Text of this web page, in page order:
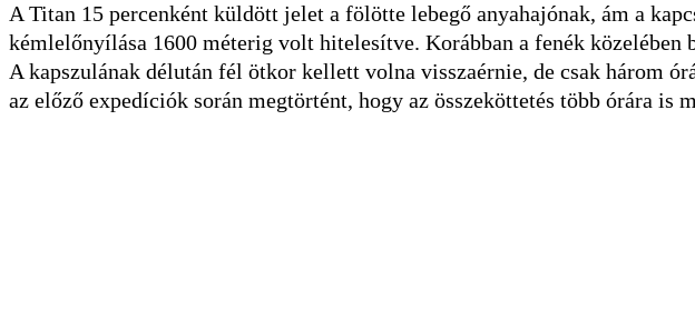
A Titan 15 percenként küldött jelet a fölötte lebegő anyahajónak, ám a
kémlelőnyílása 1600 méterig volt hitelesítve. Korábban a fenék
A kapszulának délután fél ötkor kellett volna visszaérnie, de csak három
az előző expedíciók során megtörtént, hogy az összeköttetés több órára is